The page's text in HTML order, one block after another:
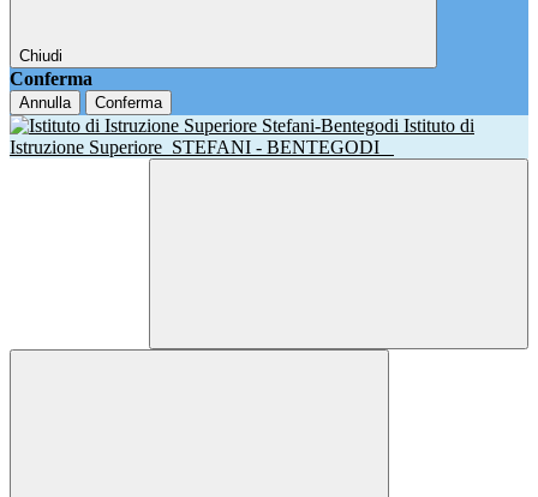
Chiudi
Conferma
Annulla Conferma
Istituto di
Istruzione Superiore STEFANI - BENTEGODI